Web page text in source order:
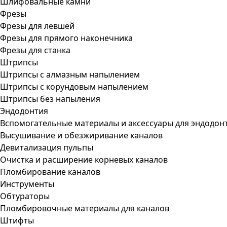
Фрезы
Фрезы для левшей
Фрезы для прямого наконечника
Фрезы для станка
Штрипсы
Штрипсы c алмазным напылением
Штрипсы c корундовым напылением
Штрипсы без напыления
Эндодонтия
Вспомогательные материалы и аксессуары для
Высушивание и обезжиривание каналов
Девитализация пульпы
Очистка и расширение корневых каналов
Пломбирование каналов
Инструменты
Обтураторы
Пломбировочные материалы для каналов
Штифты